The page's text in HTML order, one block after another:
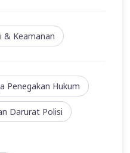
& Keamanan
Penegakan Hukum
Darurat Polisi